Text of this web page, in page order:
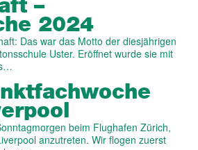
–
2024
Das war das Motto der diesjährigen
Uster. Eröffnet wurde sie mit
beim Flughafen Zürich,
anzutreten. Wir flogen zuerst